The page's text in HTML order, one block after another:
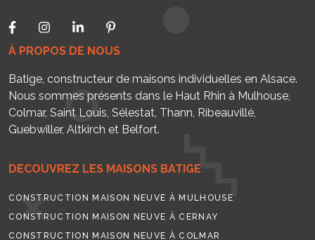
À PROPOS DE NOUS
Batige, constructeur de maisons individuelles en Alsace.
Nous sommes présents dans le Haut Rhin à Mulhouse,
Colmar, Saint Louis, Sélestat, Thann, Ribeauvillé,
Guebwiller, Altkirch et Belfort.
DECOUVREZ LES MAISONS BATIGE
CONSTRUCTION MAISON NEUVE À MULHOUSE
CONSTRUCTION MAISON NEUVE À CERNAY
CONSTRUCTION MAISON NEUVE À COLMAR